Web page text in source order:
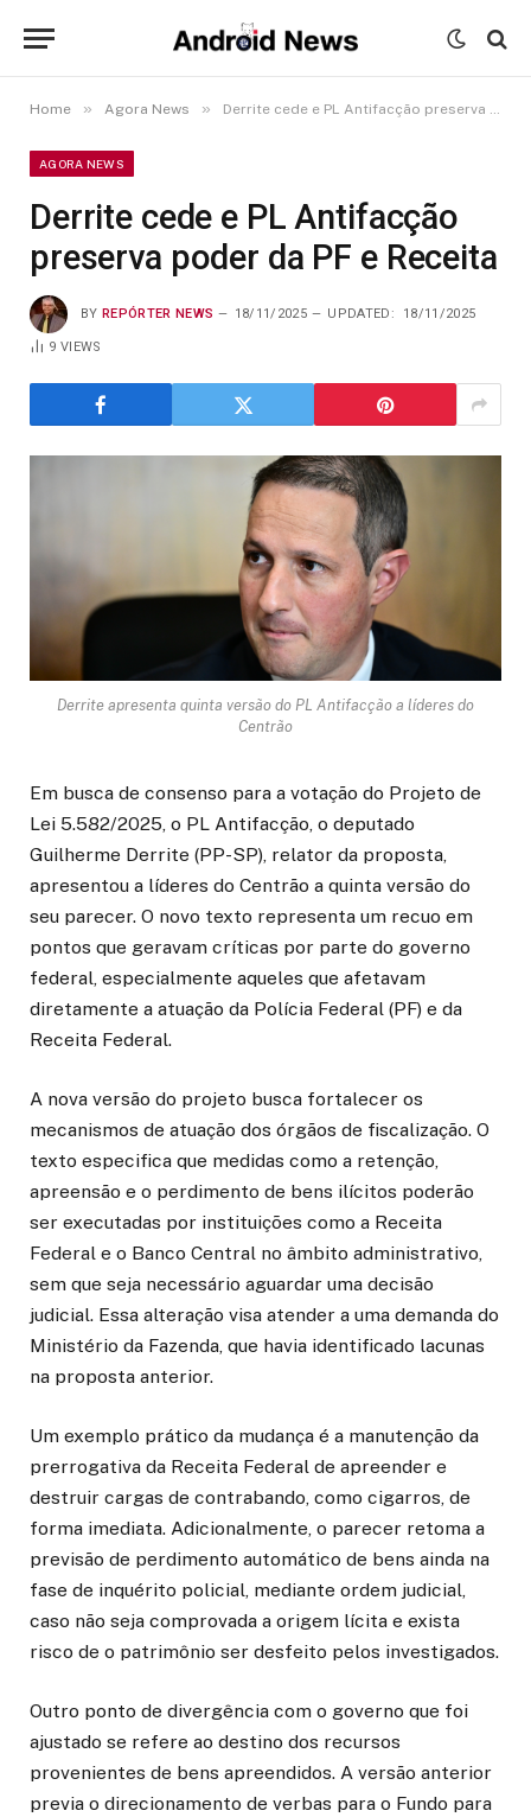
Home » Agora News » Derrite cede e PL Antifacção preserva poder da PF e Receita
AGORA NEWS
Derrite cede e PL Antifacção
preserva poder da PF e Receita
BY REPÓRTER NEWS 18/11/2025 UPDATED: 18/11/2025
9VIEWS
Derrite apresenta quinta versão do PL Antifacção a líderes do
Centrão
Em busca de consenso para a votação do Projeto de
Lei 5.582/2025, o PL Antifacção, o deputado
Guilherme Derrite (PP-SP), relator da proposta,
apresentou a líderes do Centrão a quinta versão do
seu parecer. O novo texto representa um recuo em
pontos que geravam críticas por parte do governo
federal, especialmente aqueles que afetavam
diretamente a atuação da Polícia Federal (PF) e da
Receita Federal.
A nova versão do projeto busca fortalecer os
mecanismos de atuação dos órgãos de fiscalização. O
texto especifica que medidas como a retenção,
apreensão e o perdimento de bens ilícitos poderão
ser executadas por instituições como a Receita
Federal e o Banco Central no âmbito administrativo,
sem que seja necessário aguardar uma decisão
judicial. Essa alteração visa atender a uma demanda do
Ministério da Fazenda, que havia identificado lacunas
na proposta anterior.
Um exemplo prático da mudança é a manutenção da
prerrogativa da Receita Federal de apreender e
destruir cargas de contrabando, como cigarros, de
forma imediata. Adicionalmente, o parecer retoma a
previsão de perdimento automático de bens ainda na
fase de inquérito policial, mediante ordem judicial,
caso não seja comprovada a origem lícita e exista
risco de o patrimônio ser desfeito pelos investigados.
Outro ponto de divergência com o governo que foi
ajustado se refere ao destino dos recursos
provenientes de bens apreendidos. A versão anterior
previa o direcionamento de verbas para o Fundo para